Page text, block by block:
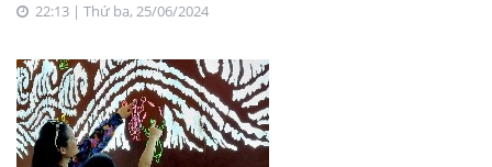
22:13 | Thứ ba, 25/06/2024